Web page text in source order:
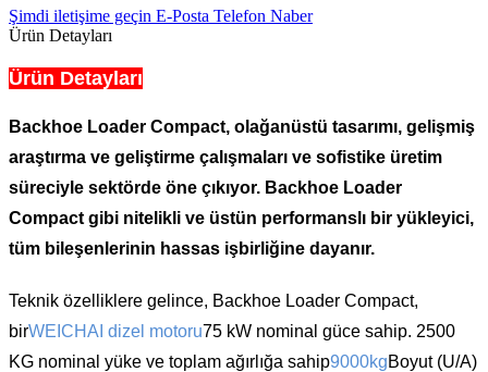
Şimdi iletişime geçin E-Posta Telefon Naber
Ürün Detayları
Ürün Detayları
Backhoe Loader Compact, olağanüstü tasarımı, gelişmiş
araştırma ve geliştirme çalışmaları ve sofistike üretim
süreciyle sektörde öne çıkıyor. Backhoe Loader
Compact gibi nitelikli ve üstün performanslı bir yükleyici,
tüm bileşenlerinin hassas işbirliğine dayanır.
Teknik özelliklere gelince, Backhoe Loader Compact,
birWEICHAI dizel motoru75 kW nominal güce sahip. 2500
KG nominal yüke ve toplam ağırlığa sahip9000kgBoyut (U/A)